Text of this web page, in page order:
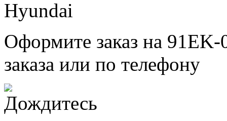
Оформите заказ на
заказа или по телефону